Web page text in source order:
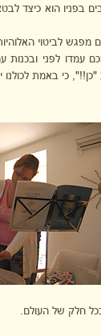
בפניו הוא כיצד
לביטוי
עמדו לפני
כי באמת לכולנו
חלק של העולם.